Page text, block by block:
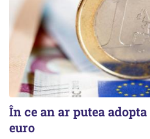
În ce an ar putea
euro